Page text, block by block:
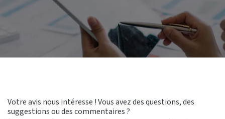
Votre avis nous intéresse ! Vous avez des questions, des
suggestions ou des commentaires ?